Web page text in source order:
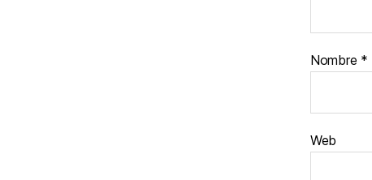
Nombre *
Web